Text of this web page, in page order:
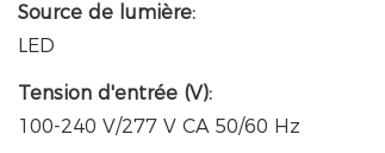
Source de lumière:
LED
Tension d'entrée (V):
100-240 V/277 V CA 50/60 Hz